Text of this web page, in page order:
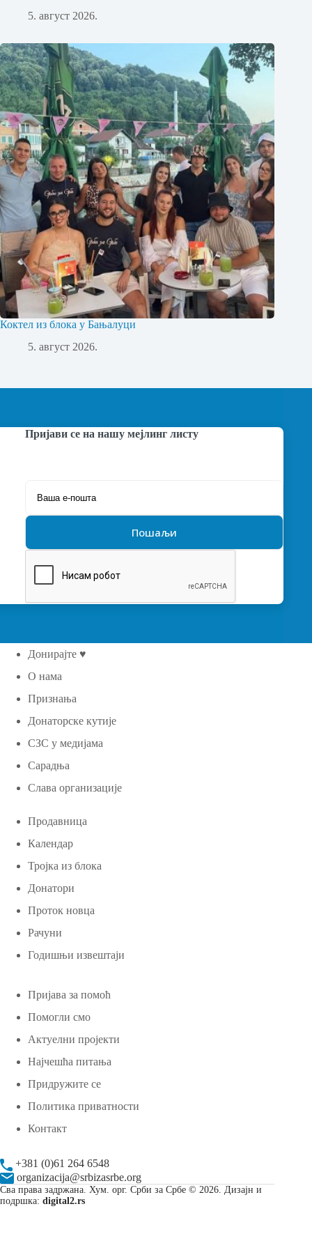
5. август 2026.
Коктел из блока у Бањалуци
5. август 2026.
Пријави се на нашу мејлинг листу
Донирајте ♥
О нама
Признања
Донаторске кутије
СЗС у медијама
Сарадња
Слава организације
Продавница
Календар
Тројка из блока
Донатори
Проток новца
Рачуни
Годишњи извештаји
Пријава за помоћ
Помогли смо
Актуелни пројекти
Најчешћа питања
Придружите се
Политика приватности
Контакт
+381 (0)61 264 6548
organizacija@srbizasrbe.org
Сва права задржана. Хум. орг. Срби за Србе © 2026. Дизајн и
подршка: digital2.rs